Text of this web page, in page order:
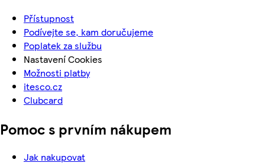
Přístupnost
Podívejte se, kam doručujeme
Poplatek za službu
Nastavení Cookies
Možnosti platby
itesco.cz
Clubcard
Pomoc s prvním nákupem
Jak nakupovat